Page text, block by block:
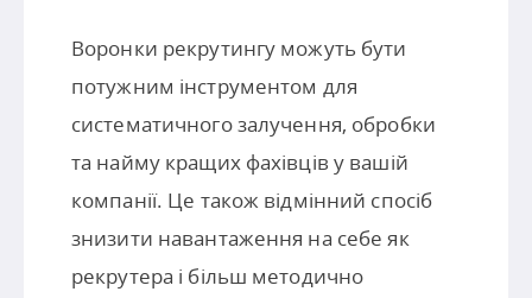
Воронки рекрутингу можуть бути
потужним інструментом для
систематичного залучення, обробки
та найму кращих фахівців у вашій
компанії. Це також відмінний спосіб
знизити навантаження на себе як
рекрутера і більш методично